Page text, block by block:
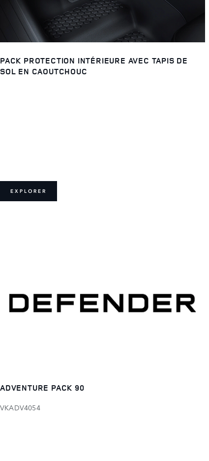
PACK PROTECTION INTÉRIEURE AVEC TAPIS DE
SOL EN CAOUTCHOUC
EXPLORER
ADVENTURE PACK 90
VKADV4054